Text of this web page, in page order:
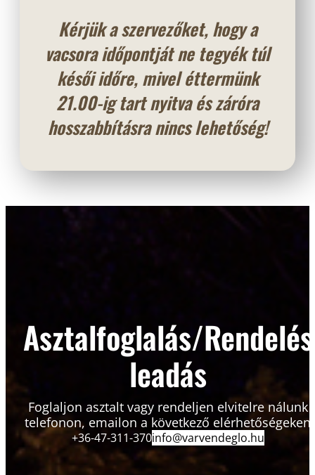
Kérjük a szervezőket, hogy a
vacsora időpontját ne tegyék túl
késői időre, mivel éttermünk
21.00-ig tart nyitva és záróra
hosszabbításra nincs lehetőség!
Asztalfoglalás/Rendelés
leadás
Foglaljon asztalt vagy rendeljen elvitelre nálunk
telefonon, emailon a következő elérhetőségeken
+36-47-311-370info@varvendeglo.hu